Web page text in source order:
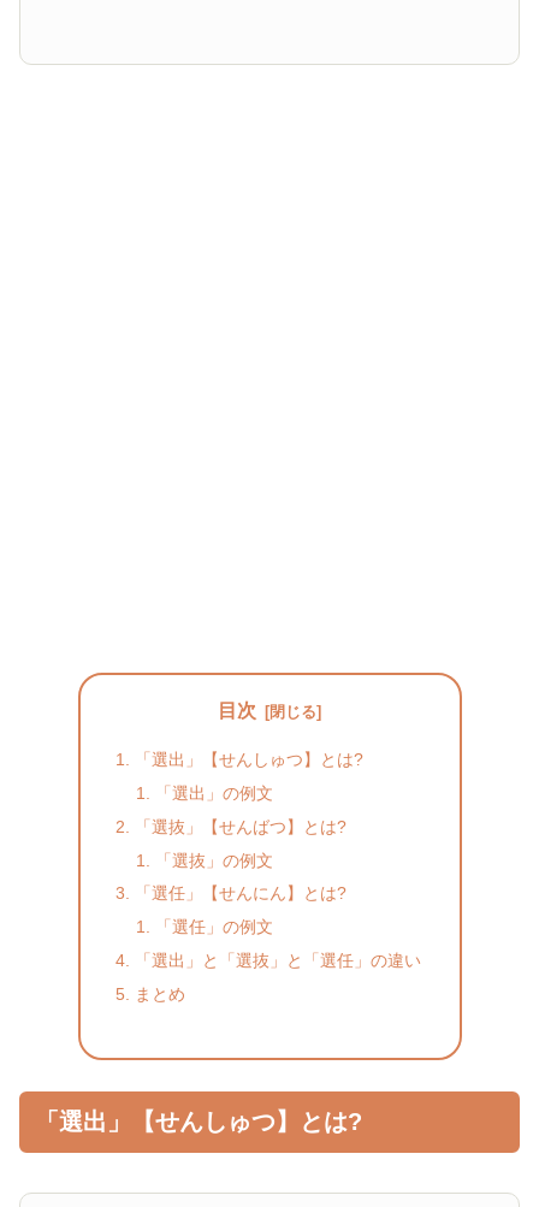
目次
「選出」【せんしゅつ】とは?
「選出」の例文
「選抜」【せんばつ】とは?
「選抜」の例文
「選任」【せんにん】とは?
「選任」の例文
「選出」と「選抜」と「選任」の違い
まとめ
「選出」【せんしゅつ】とは?